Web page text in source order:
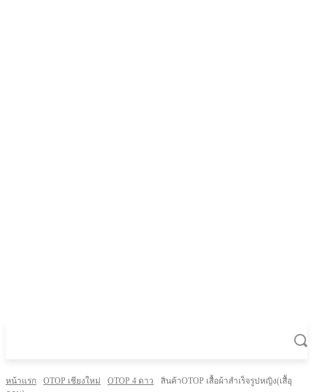
หน้าแรก OTOP เชียงใหม่ OTOP 4 ดาว
สินค้าOTOP เสื้อผ้าสำเร็จรูปหญิง(เสื้อุ